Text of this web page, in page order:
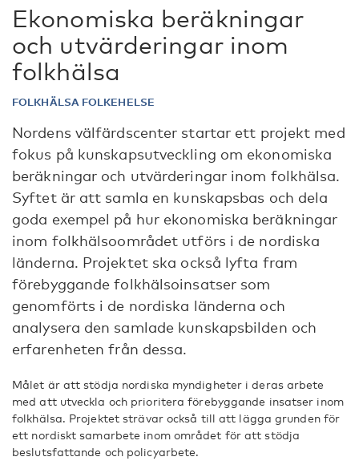
Ekonomiska beräkningar
och utvärderingar inom
folkhälsa
FOLKHÄLSA FOLKEHELSE
Nordens välfärdscenter startar ett projekt med
fokus på kunskapsutveckling om ekonomiska
beräkningar och utvärderingar inom folkhälsa.
Syftet är att samla en kunskapsbas och dela
goda exempel på hur ekonomiska beräkningar
inom folkhälsoområdet utförs i de nordiska
länderna. Projektet ska också lyfta fram
förebyggande folkhälsoinsatser som
genomförts i de nordiska länderna och
analysera den samlade kunskapsbilden och
erfarenheten från dessa.
Målet är att stödja nordiska myndigheter i deras arbete
med att utveckla och prioritera förebyggande insatser inom
folkhälsa. Projektet strävar också till att lägga grunden för
ett nordiskt samarbete inom området för att stödja
beslutsfattande och policyarbete.